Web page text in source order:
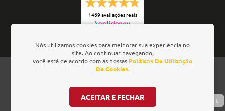
1469 avaliações reais
Oficina de Textos - Rua da Consolação, 323 - Loja 28 -
- CNPJ: 01.337.552/0001-52
Nós utilizamos cookies para melhorar sua experiência no
site. Ao continuar navegando,
você está de acordo com as nossas Políticas De Utilização
De Cookies.
ACEITAR E FECHAR